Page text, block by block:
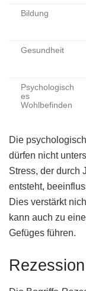
Bildung
Gesundheit
Psychologisch
es
Wohlbefinden
Die
dürfen nicht
Stress, der durch
entsteht,
Dies verstärkt
kann auch zu
Gefüges führen.